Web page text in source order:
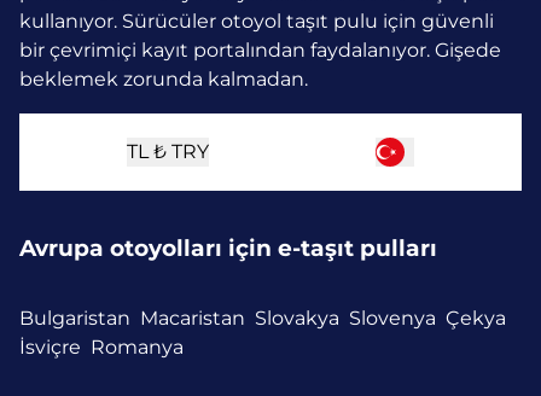
kullanıyor. Sürücüler otoyol taşıt pulu için güvenli
bir çevrimiçi kayıt portalından faydalanıyor. Gişede
beklemek zorunda kalmadan.
TL ₺ TRY
Avrupa otoyolları için e-taşıt pulları
Bulgaristan Macaristan Slovakya Slovenya Çekya
İsviçre Romanya